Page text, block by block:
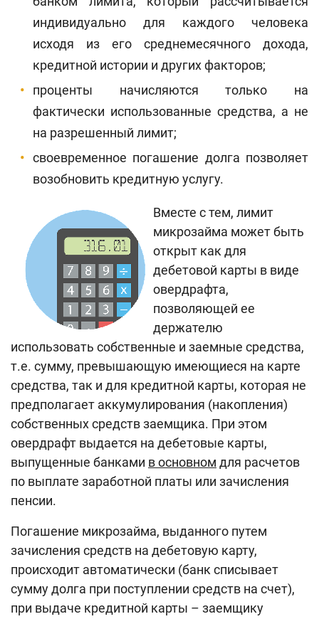
индивидуально для каждого человека
исходя из его среднемесячного дохода,
кредитной истории и других факторов;
проценты начисляются только на
фактически использованные средства, а не
на разрешенный лимит;
своевременное погашение долга позволяет
возобновить кредитную услугу.
Вместе с тем, лимит
микрозайма может быть
открыт как для
дебетовой карты в виде
овердрафта,
позволяющей ее
держателю
использовать собственные и заемные средства,
т.е. сумму, превышающую имеющиеся на карте
средства, так и для кредитной карты, которая не
предполагает аккумулирования (накопления)
собственных средств заемщика. При этом
овердрафт выдается на дебетовые карты,
выпущенные банками в основном для расчетов
по выплате заработной платы или зачисления
пенсии.
Погашение микрозайма, выданного путем
зачисления средств на дебетовую карту,
происходит автоматически (банк списывает
сумму долга при поступлении средств на счет),
при выдаче кредитной карты – заемщику